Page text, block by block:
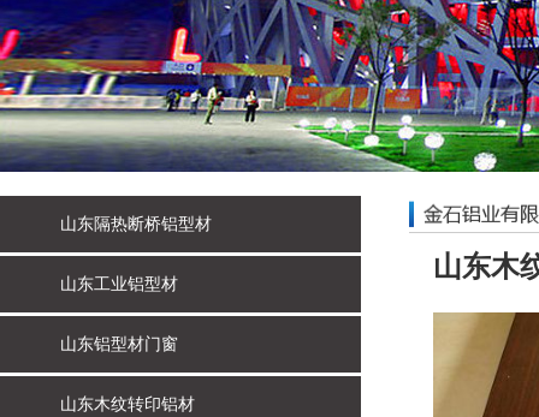
山东木
山东隔热断桥铝型材
山东工业铝型材
山东铝型材门窗
山东木纹转印铝材